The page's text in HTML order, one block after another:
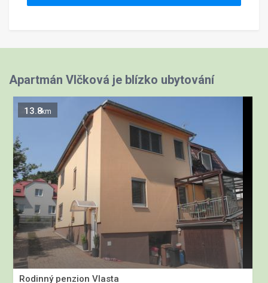
Apartmán Vlčková je blízko ubytování
13.8km
Rodinný penzion Vlasta